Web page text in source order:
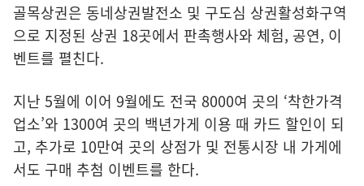
골목상권은 동네상권발전소 및 구도심 상권활성화구역
으로 지정된 상권 18곳에서 판촉행사와 체험, 공연, 이
벤트를 펼친다.
지난 5월에 이어 9월에도 전국 8000여 곳의 ‘착한가격
업소’와 1300여 곳의 백년가게 이용 때 카드 할인이 되
고, 추가로 10만여 곳의 상점가 및 전통시장 내 가게에
서도 구매 추첨 이벤트를 한다.